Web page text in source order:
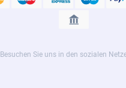
Besuchen Sie uns in den sozialen